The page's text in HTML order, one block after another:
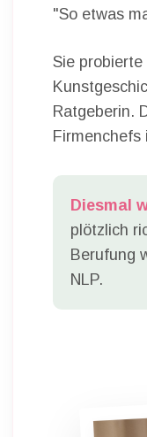
"So etwas
Sie
Ratgeberin.
Firmenchefs
Diesmal
plötzlich
Berufung
NLP.